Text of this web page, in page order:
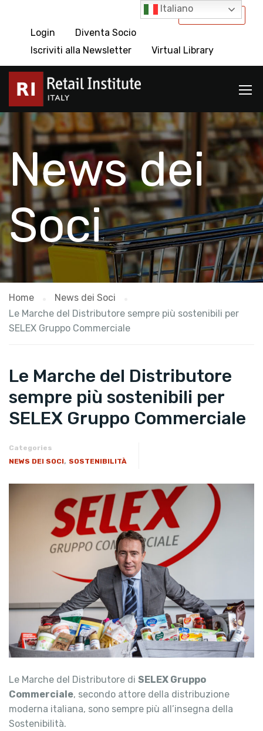
International
Login
Diventa Socio
Iscriviti alla Newsletter
Virtual Library
News dei
Soci
Home
News dei Soci
Le Marche del Distributore sempre più sostenibili per
SELEX Gruppo Commerciale
Le Marche del Distributore
sempre più sostenibili per
SELEX Gruppo Commerciale
Categories
NEWS DEI SOCI, SOSTENIBILITÀ
Le Marche del Distributore di SELEX Gruppo
Commerciale, secondo attore della distribuzione
moderna italiana, sono sempre più all’insegna della
Sostenibilità.
Italiano